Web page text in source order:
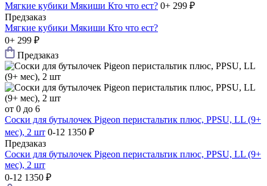
Мягкие кубики Мякиши Кто что ест? 0+ 299 ₽
Предзаказ
Мягкие кубики Мякиши Кто что ест?
0+ 299 ₽
Предзаказ
от 0 до 6
Соски для бутылочек Pigeon перистальтик плюс, PPSU, LL (9+
мес), 2 шт 0-12 1350 ₽
Предзаказ
Соски для бутылочек Pigeon перистальтик плюс, PPSU, LL (9+
мес), 2 шт
0-12 1350 ₽